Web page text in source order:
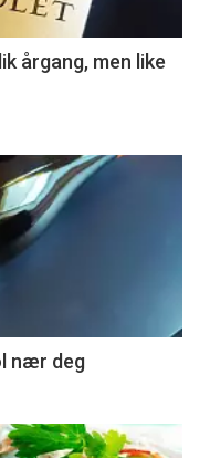
årgang, men like
nær deg